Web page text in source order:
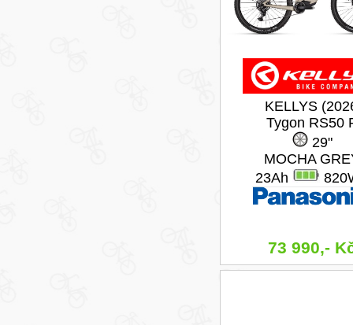
KELLYS
Tygon RS50
29"
MOCHA
23Ah
73 990,-